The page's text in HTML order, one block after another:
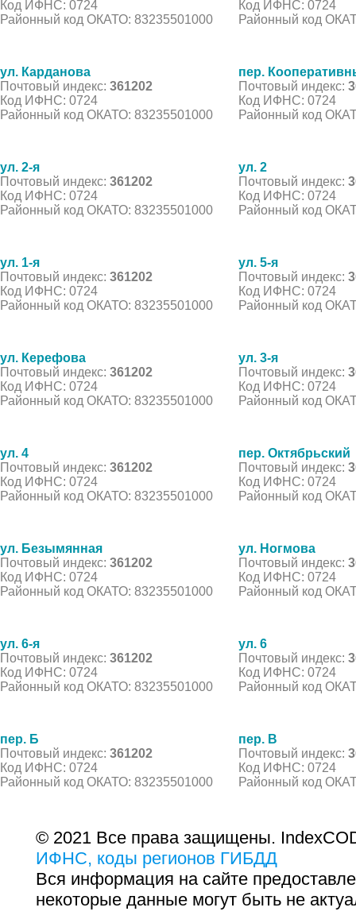
Код ИФНС: 0724
Районный код ОКАТО: 83235501000
Код ИФНС: 0724
Районный код
ул. Карданова
Почтовый индекс: 361202
Код ИФНС: 0724
Районный код ОКАТО: 83235501000
пер.
Почтовый индекс:
Код ИФНС: 0724
Районный код
ул. 2-я
Почтовый индекс: 361202
Код ИФНС: 0724
Районный код ОКАТО: 83235501000
ул. 2
Почтовый индекс:
Код ИФНС: 0724
Районный код
ул. 1-я
Почтовый индекс: 361202
Код ИФНС: 0724
Районный код ОКАТО: 83235501000
ул. 5-я
Почтовый индекс:
Код ИФНС: 0724
Районный код
ул. Керефова
Почтовый индекс: 361202
Код ИФНС: 0724
Районный код ОКАТО: 83235501000
ул. 3-я
Почтовый индекс:
Код ИФНС: 0724
Районный код
ул. 4
Почтовый индекс: 361202
Код ИФНС: 0724
Районный код ОКАТО: 83235501000
пер. Октябрьский
Почтовый индекс:
Код ИФНС: 0724
Районный код
ул. Безымянная
Почтовый индекс: 361202
Код ИФНС: 0724
Районный код ОКАТО: 83235501000
ул. Ногмова
Почтовый индекс:
Код ИФНС: 0724
Районный код
ул. 6-я
Почтовый индекс: 361202
Код ИФНС: 0724
Районный код ОКАТО: 83235501000
ул. 6
Почтовый индекс:
Код ИФНС: 0724
Районный код
пер. Б
Почтовый индекс: 361202
Код ИФНС: 0724
Районный код ОКАТО: 83235501000
пер. В
Почтовый индекс:
Код ИФНС: 0724
Районный код
© 2021 Все права защищены.
ИФНС, коды регионов ГИБДД
Вся информация на сайте
некоторые данные могут быть не